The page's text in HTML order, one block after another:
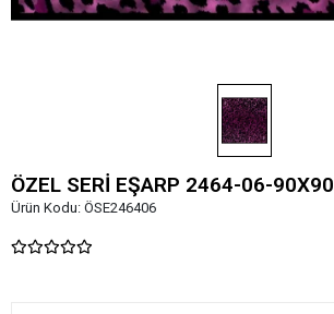
ÖZEL SERİ EŞARP 2464-06-90X90
Ürün Kodu: ÖSE246406